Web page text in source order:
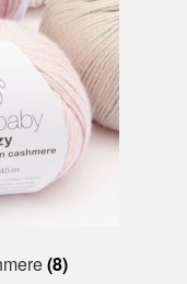
(8)